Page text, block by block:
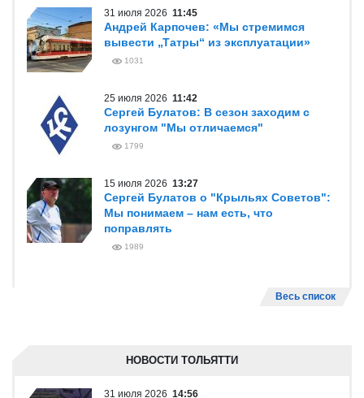
31 июля 2026 11:45
Андрей Карпочев: «Мы стремимся
вывести „Татры“ из эксплуатации»
1031
25 июля 2026 11:42
Сергей Булатов: В сезон заходим с
лозунгом "Мы отличаемся"
1799
15 июля 2026 13:27
Сергей Булатов о "Крыльях Советов":
Мы понимаем – нам есть, что
поправлять
1989
Весь список
НОВОСТИ ТОЛЬЯТТИ
31 июля 2026 14:56